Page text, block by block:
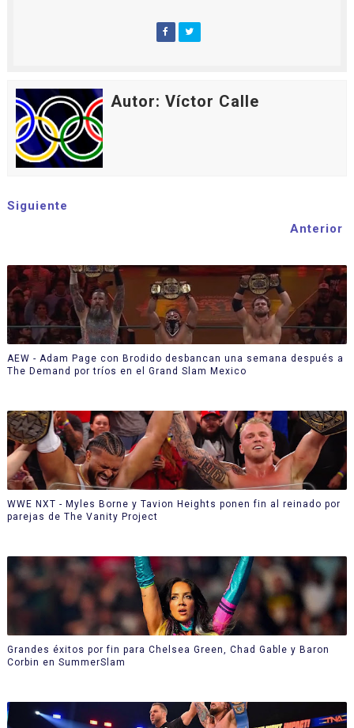
Autor: Víctor Calle
Siguiente
Anterior
AEW - Adam Page con Brodido desbancan una semana después a
The Demand por tríos en el Grand Slam Mexico
WWE NXT - Myles Borne y Tavion Heights ponen fin al reinado por
parejas de The Vanity Project
Grandes éxitos por fin para Chelsea Green, Chad Gable y Baron
Corbin en SummerSlam